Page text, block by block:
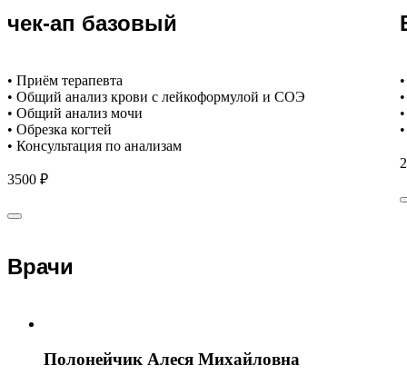
чек-ап базовый
• Приём терапевта
• Общий анализ крови с лейкоформулой и СОЭ
• Общий анализ мочи
• Обрезка когтей
• Консультация по анализам
3500 ₽
Врачи
Полонейчик Алеся Михайловна